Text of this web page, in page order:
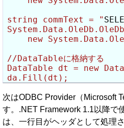
string commText = "
new
//DataTableに格納する
DataTable dt = new
da.Fill(dt);
次はODBC Provider（Microsoft
す。.NET Framework 1.1以降で
は、一行目がヘッダとして処理さ